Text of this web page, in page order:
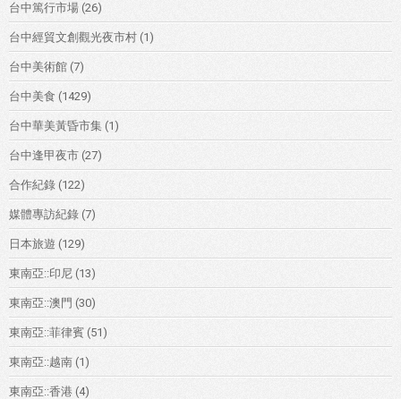
台中篤行市場 (26)
台中經貿文創觀光夜市村 (1)
台中美術館 (7)
台中美食 (1429)
台中華美黃昏市集 (1)
台中逢甲夜市 (27)
合作紀錄 (122)
媒體專訪紀錄 (7)
日本旅遊 (129)
東南亞::印尼 (13)
東南亞::澳門 (30)
東南亞::菲律賓 (51)
東南亞::越南 (1)
東南亞::香港 (4)